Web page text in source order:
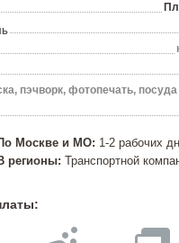
пэчворк, фотопечать,
Москве и МО: 1-2 рабочих
регионы: Транспортной